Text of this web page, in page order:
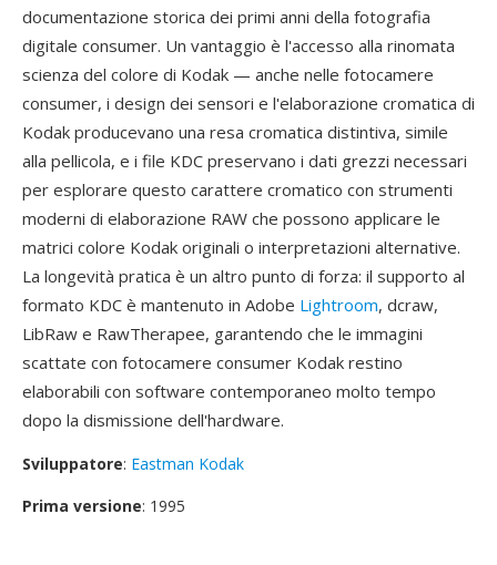
documentazione storica dei primi anni della fotografia
digitale consumer. Un vantaggio è l'accesso alla rinomata
scienza del colore di Kodak — anche nelle fotocamere
consumer, i design dei sensori e l'elaborazione cromatica di
Kodak producevano una resa cromatica distintiva, simile
alla pellicola, e i file KDC preservano i dati grezzi necessari
per esplorare questo carattere cromatico con strumenti
moderni di elaborazione RAW che possono applicare le
matrici colore Kodak originali o interpretazioni alternative.
La longevità pratica è un altro punto di forza: il supporto al
formato KDC è mantenuto in Adobe Lightroom, dcraw,
LibRaw e RawTherapee, garantendo che le immagini
scattate con fotocamere consumer Kodak restino
elaborabili con software contemporaneo molto tempo
dopo la dismissione dell'hardware.
Sviluppatore: Eastman Kodak
Prima versione: 1995